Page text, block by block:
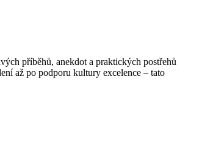
příběhů, anekdot a praktických postřehů
až po podporu kultury excelence – tato